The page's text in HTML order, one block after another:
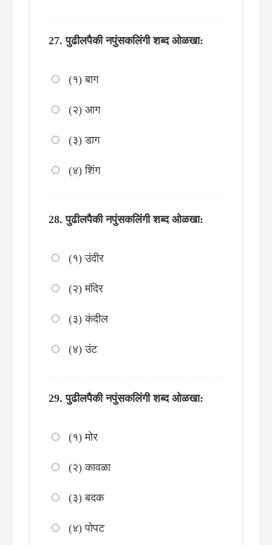
पुढीलपैकी नपुंसकलिंगी शब्द ओळखा:
(१) बाग
(२) आग
(३) डाग
(४) शिंग
पुढीलपैकी नपुंसकलिंगी शब्द ओळखा:
(१) उंदीर
(२) मंदिर
(३) कंदील
(४) उंट
पुढीलपैकी नपुंसकलिंगी शब्द ओळखा:
(१) मोर
(२) कावळा
(३) बदक
(४) पोपट